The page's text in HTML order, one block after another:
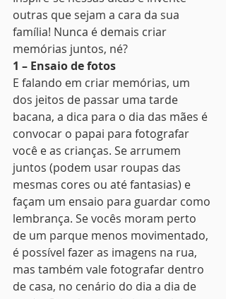
outras que sejam a cara da sua
família! Nunca é demais criar
memórias juntos, né?
1 – Ensaio de fotos
E falando em criar memórias, um
dos jeitos de passar uma tarde
bacana, a dica para o dia das mães é
convocar o papai para fotografar
você e as crianças. Se arrumem
juntos (podem usar roupas das
mesmas cores ou até fantasias) e
façam um ensaio para guardar como
lembrança. Se vocês moram perto
de um parque menos movimentado,
é possível fazer as imagens na rua,
mas também vale fotografar dentro
de casa, no cenário do dia a dia de